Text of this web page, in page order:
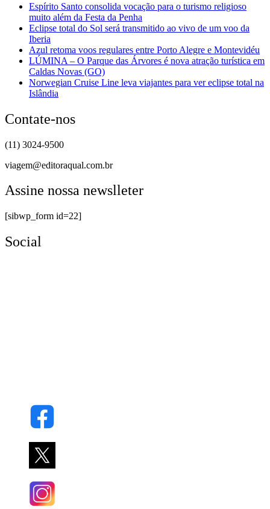
Espírito Santo consolida vocação para o turismo religioso
muito além da Festa da Penha
Eclipse total do Sol será transmitido ao vivo de um voo da
Iberia
Azul retoma voos regulares entre Porto Alegre e Montevidéu
LÚMINA – O Parque das Árvores é nova atração turística em
Caldas Novas (GO)
Norwegian Cruise Line leva viajantes para ver eclipse total na
Islândia
Contate-nos
(11) 3024-9500
viagem@editoraqual.com.br
Assine nossa newslleter
[sibwp_form id=22]
Social